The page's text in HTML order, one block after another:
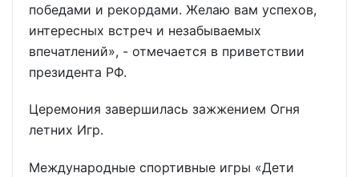
победами и рекордами. Желаю вам успехов,
интересных встреч и незабываемых
впечатлений», - отмечается в приветствии
президента РФ.
Церемония завершилась зажжением Огня
летних Игр.
Международные спортивные игры «Дети